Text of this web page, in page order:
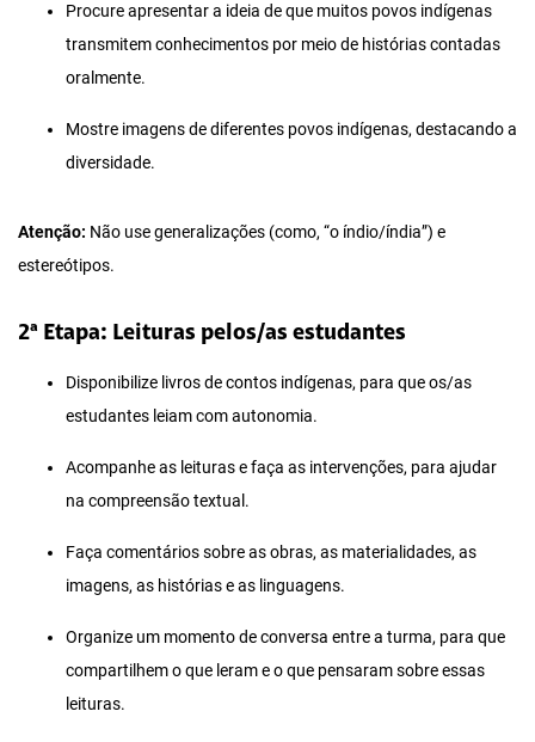
Procure apresentar a ideia de que muitos povos indígenas
transmitem conhecimentos por meio de histórias contadas
oralmente.
Mostre imagens de diferentes povos indígenas, destacando a
diversidade.
Atenção: Não use generalizações (como, “o índio/índia”) e
estereótipos.
2ª Etapa: Leituras pelos/as estudantes
Disponibilize livros de contos indígenas, para que os/as
estudantes leiam com autonomia.
Acompanhe as leituras e faça as intervenções, para ajudar
na compreensão textual.
Faça comentários sobre as obras, as materialidades, as
imagens, as histórias e as linguagens.
Organize um momento de conversa entre a turma, para que
compartilhem o que leram e o que pensaram sobre essas
leituras.